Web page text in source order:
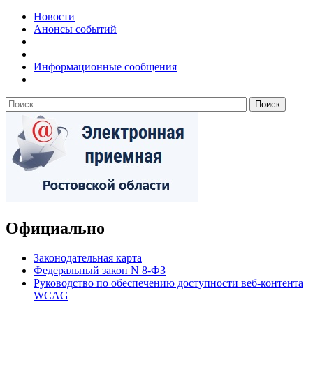
Новости
Анонсы событий
Информационные сообщения
Официально
Законодательная карта
Федеральный закон N 8-ФЗ
Руководство по обеспечению доступности веб-контента
WCAG